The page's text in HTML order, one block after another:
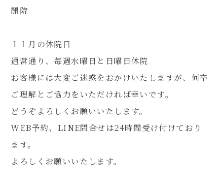
開院
１１月の休院日
通常通り、毎週水曜日と日曜日休院
お客様には大変ご迷惑をおかけいたしますが、何卒
ご理解とご協力をいただければ幸いです。
どうぞよろしくお願いいたします。
WEB予約、LINE問合せは24時間受け付けており
ます。
よろしくお願いいたします。